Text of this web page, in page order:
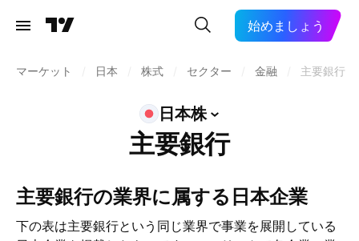
始めましょう
マーケット 日本 株式 セクター 金融 主要銀行
日本株
主要銀行
主要銀行の業界に属する日本企業
下の表は主要銀行という同じ業界で事業を展開している